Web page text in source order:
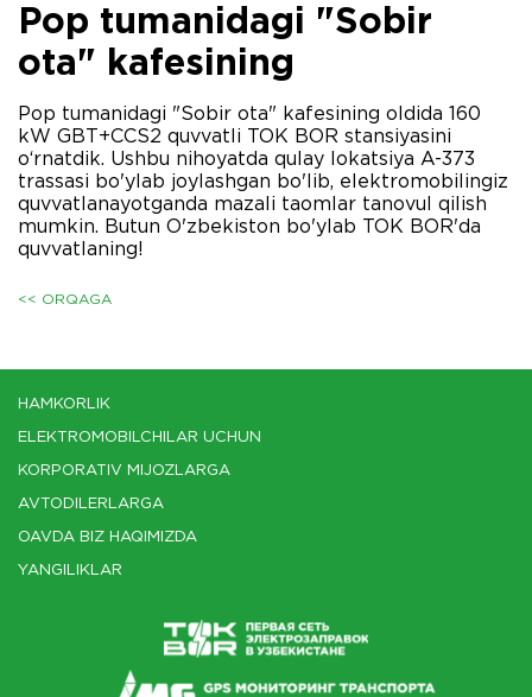
Pop tumanidagi "Sobir
ota" kafesining
Pop tumanidagi "Sobir ota" kafesining oldida 160
kW GBT+CCS2 quvvatli TOK BOR stansiyasini
o‘rnatdik. Ushbu nihoyatda qulay lokatsiya A-373
trassasi bo'ylab joylashgan bo'lib, elektromobilingiz
quvvatlanayotganda mazali taomlar tanovul qilish
mumkin. Butun O'zbekiston bo'ylab TOK BOR'da
quvvatlaning!
<< ORQAGA
HAMKORLIK
ELEKTROMOBILCHILAR UCHUN
KORPORATIV MIJOZLARGA
AVTODILERLARGA
OAVDA BIZ HAQIMIZDA
YANGILIKLAR